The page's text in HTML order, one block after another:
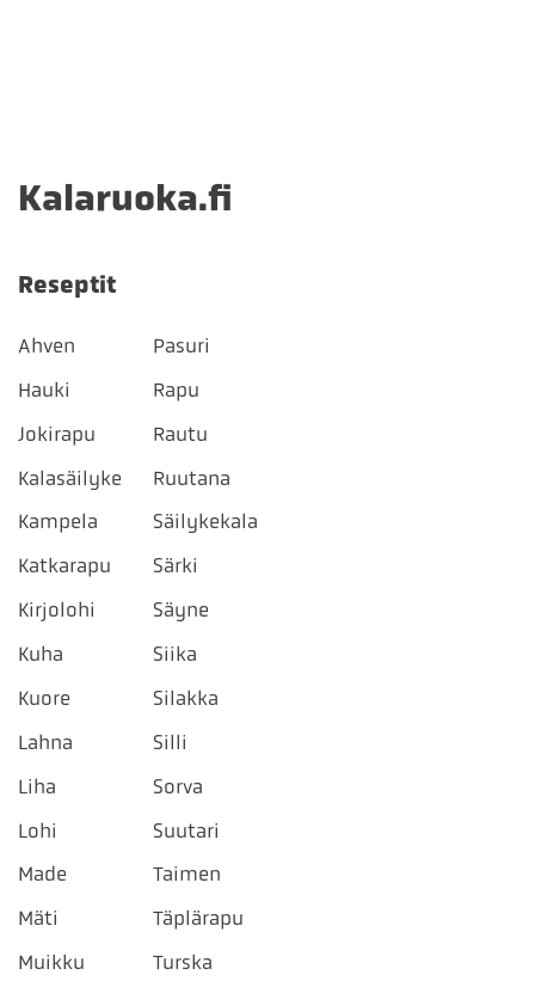
Kalaruoka.fi
Reseptit
Ahven
Hauki
Jokirapu
Kalasäilyke
Kampela
Katkarapu
Kirjolohi
Kuha
Kuore
Lahna
Liha
Lohi
Made
Mäti
Muikku
Pasuri
Rapu
Rautu
Ruutana
Säilykekala
Särki
Säyne
Siika
Silakka
Silli
Sorva
Suutari
Taimen
Täplärapu
Turska